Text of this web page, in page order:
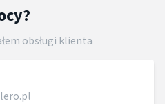
obsługi klienta